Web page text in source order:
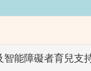
智能障礙者育兒支